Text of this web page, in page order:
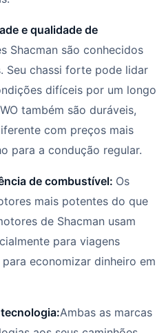
e qualidade de
Shacman são conhecidos
Seu chassi forte pode lidar
difíceis por um longo
também são duráveis,
com preços mais
para a condução regular.
de combustível: Os
mais potentes do que
de Shacman usam
para viagens
economizar dinheiro em
Ambas as marcas